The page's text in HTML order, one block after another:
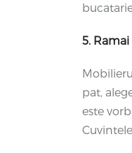
5.
pat,
este